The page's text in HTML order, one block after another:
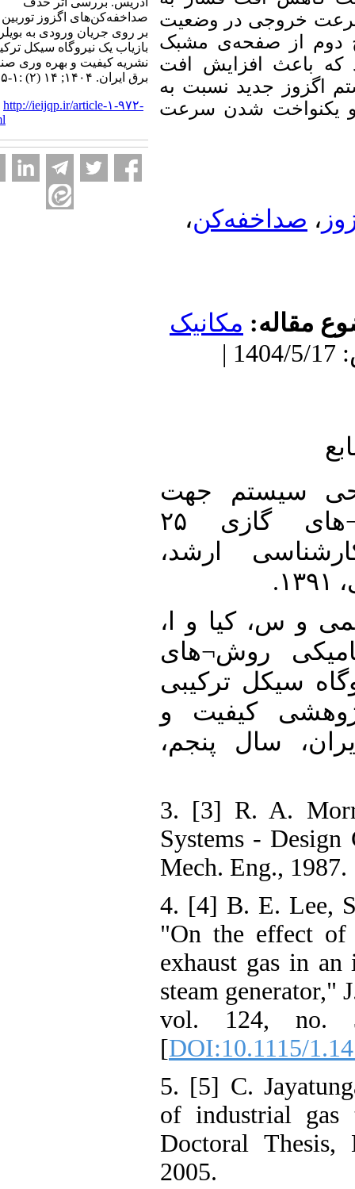
خروجی در وضعیت
از صفحه‌‌ی مشبک
افزایش افت
اگزوز جدید نسبت به
شدن سرعت
،صداخفه‌‌کن،
مکانیک
دریافت: 1402/6/29 | پذیرش: 1404/5/17 |
سیستم جهت
ارشد،
و س، کیا و ا،
روش¬های
سیکل ترکیبی
کیفیت و
سال پنجم،
3. [3] R. A.
Systems -
Mech. Eng.,
4. [4] B. E.
"On the
exhaust gas
steam
vol. 124,
[DOI:10.1115/
5. [5] C.
of industrial
Doctoral
2005.
صداخفه‌‌کن‌‌های اگزوز توربین گازی
بر روی جریان ورودی به بویلر
بازیاب یک نیروگاه سیکل ترکیبی.
نشریه کیفیت و بهره وری صنعت
برق ایران. ۱۴۰۴; ۱۴ (۲) :۱-۱۵
URL:http://ieijqp.ir/article-۱-۹۷۲-